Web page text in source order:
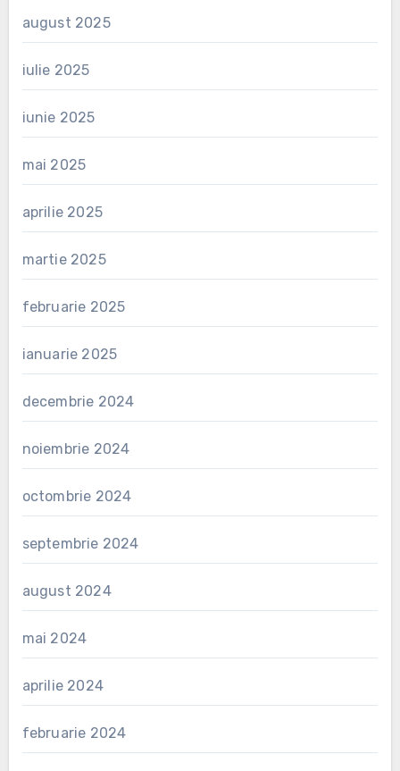
august 2025
iulie 2025
iunie 2025
mai 2025
aprilie 2025
martie 2025
februarie 2025
ianuarie 2025
decembrie 2024
noiembrie 2024
octombrie 2024
septembrie 2024
august 2024
mai 2024
aprilie 2024
februarie 2024